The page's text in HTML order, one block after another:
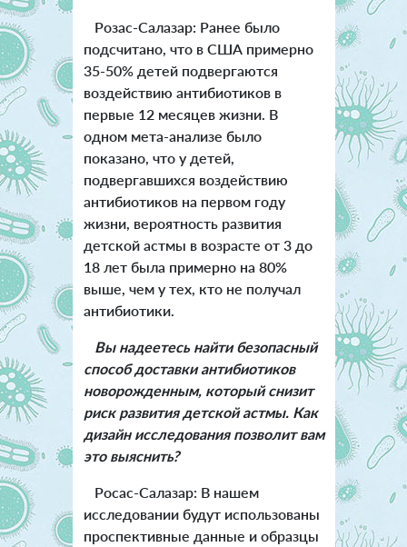
Розас-Салазар: Ранее было
подсчитано, что в США примерно
35-50% детей подвергаются
воздействию антибиотиков в
первые 12 месяцев жизни. В
одном мета-анализе было
показано, что у детей,
подвергавшихся воздействию
антибиотиков на первом году
жизни, вероятность развития
детской астмы в возрасте от 3 до
18 лет была примерно на 80%
выше, чем у тех, кто не получал
антибиотики.
Вы надеетесь найти безопасный
способ доставки антибиотиков
новорожденным, который снизит
риск развития детской астмы. Как
дизайн исследования позволит вам
это выяснить?
Росас-Салазар: В нашем
исследовании будут использованы
проспективные данные и образцы